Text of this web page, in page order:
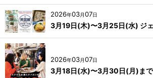
2026年03月07日
3月19日(木)〜3月25日(水) ジ
2026年03月07日
3月18日(水)〜3月30日(月)ま